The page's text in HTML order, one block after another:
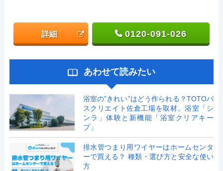
詳細 0120-091-026
あわせて読みたい
浴室の”きれい”はどう作られる？TOTOバ
スクリエイト佐倉工場を取材。浴室「シ
ンラ」体験と新機能「浴室クリアキー
プ」
排水管つまり用ワイヤーはホームセンタ
ーで買える？ 種類・選び方と安全な使い
方